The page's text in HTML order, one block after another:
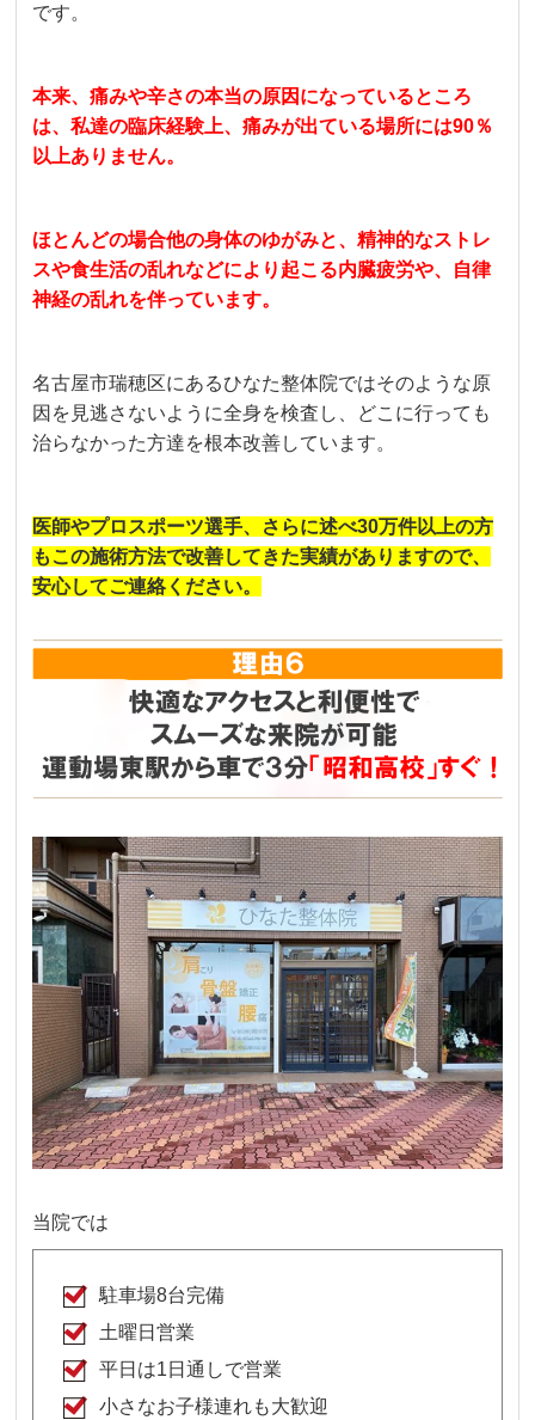
です。
本来、痛みや辛さの本当の原因になっているところ
は、私達の臨床経験上、痛みが出ている場所には90％
以上ありません。
ほとんどの場合他の身体のゆがみと、精神的なストレ
スや食生活の乱れなどにより起こる内臓疲労や、自律
神経の乱れを伴っています。
名古屋市瑞穂区にあるひなた整体院ではそのような原
因を見逃さないように全身を検査し、どこに行っても
治らなかった方達を根本改善しています。
医師やプロスポーツ選手、さらに述べ30万件以上の方
もこの施術方法で改善してきた実績がありますので、
安心してご連絡ください。
当院では
駐車場8台完備
土曜日営業
平日は1日通しで営業
小さなお子様連れも大歓迎